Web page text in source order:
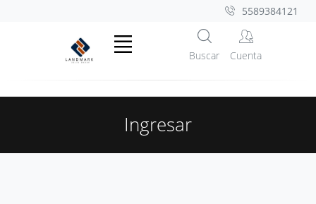
5589384121
Buscar Cuenta
Ingresar